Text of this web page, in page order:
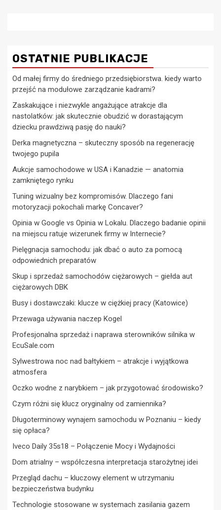
OSTATNIE PUBLIKACJE
Od małej firmy do średniego przedsiębiorstwa. kiedy warto
przejść na modułowe zarządzanie kadrami?
Zaskakujące i niezwykle angażujące atrakcje dla
nastolatków: jak skutecznie obudzić w dorastającym
dziecku prawdziwą pasję do nauki?
Derka magnetyczna – skuteczny sposób na regenerację
twojego pupila
Aukcje samochodowe w USA i Kanadzie — anatomia
zamkniętego rynku
Tuning wizualny bez kompromisów. Dlaczego fani
motoryzacji pokochali markę Concaver?
Opinia w Google vs Opinia w Lokalu. Dlaczego badanie opinii
na miejscu ratuje wizerunek firmy w Internecie?
Pielęgnacja samochodu: jak dbać o auto za pomocą
odpowiednich preparatów
Skup i sprzedaż samochodów ciężarowych – giełda aut
ciężarowych DBK
Busy i dostawczaki: klucze w ciężkiej pracy (Katowice)
Przewaga używania naczep Kogel
Profesjonalna sprzedaż i naprawa sterowników silnika w
EcuSale.com
Sylwestrowa noc nad bałtykiem – atrakcje i wyjątkowa
atmosfera
Oczko wodne z narybkiem – jak przygotować środowisko?
Czym różni się klucz oryginalny od zamiennika?
Długoterminowy wynajem samochodu w Poznaniu – kiedy
się opłaca?
Iveco Daily 35s18 – Połączenie Mocy i Wydajności
Dom atrialny – współczesna interpretacja starożytnej idei
Przegląd dachu – kluczowy element w utrzymaniu
bezpieczeństwa budynku
Technologie stosowane w systemach zasilania gazem